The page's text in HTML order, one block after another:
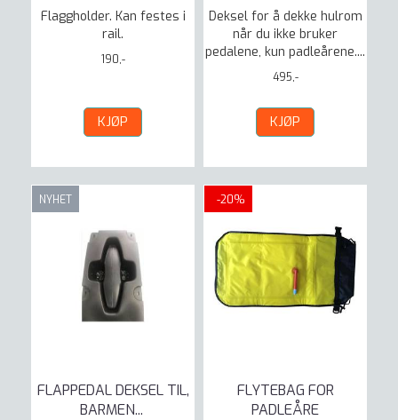
Flaggholder. Kan festes i
rail.
190,-
KJØP
Deksel for å dekke hulrom
når du ikke bruker
pedalene, kun padleårene....
495,-
KJØP
NYHET
FLAPPEDAL DEKSEL TIL,
BARMEN...
-20%
FLYTEBAG FOR
PADLEÅRE